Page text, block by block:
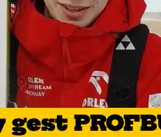
gest